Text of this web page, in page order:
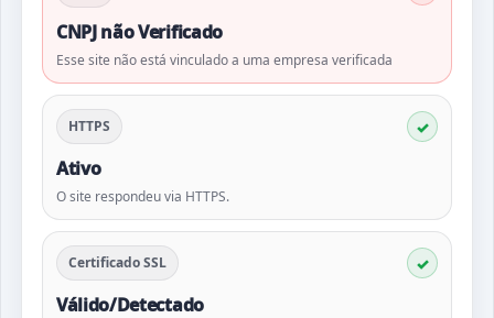
CNPJ não Verificado
Esse site não está vinculado a uma empresa verificada
HTTPS
Ativo
O site respondeu via HTTPS.
Certificado SSL
Válido/Detectado